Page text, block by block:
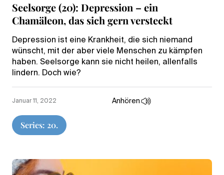
Seelsorge (20): Depression – ein
Chamäleon, das sich gern versteckt
Depression ist eine Krankheit, die sich niemand
wünscht, mit der aber viele Menschen zu kämpfen
haben. Seelsorge kann sie nicht heilen, allenfalls
lindern. Doch wie?
Series: 20.
Januar 11, 2022 Anhören